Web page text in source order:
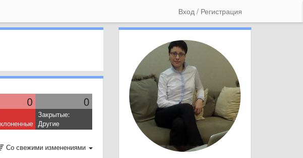
Вход / Регистрация
0 0
Закрытые:
Другие
Со свежими изменениями